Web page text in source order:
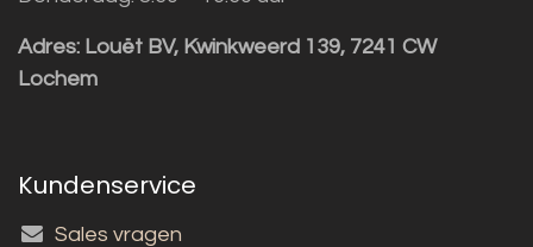
Adres: Louët BV, Kwinkweerd 139, 7241 CW
Lochem
Kundenservice
Sales vragen